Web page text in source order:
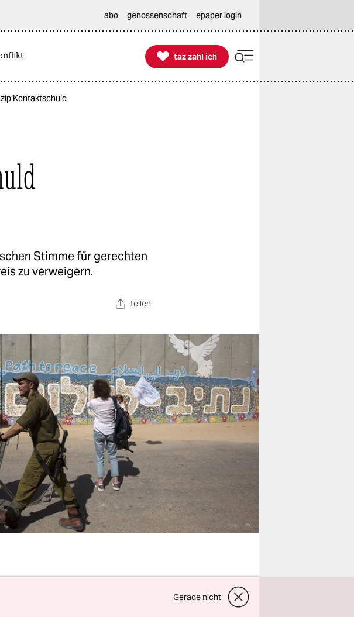
abo genossenschaft epaper login

taz zahl ich
taz zahl ich
Kontaktschuld
Stimme für gerechten
zu verweigern.
teilen
der „Jüdischen Stimme
ihr zugesprochenenen
Gerade nicht